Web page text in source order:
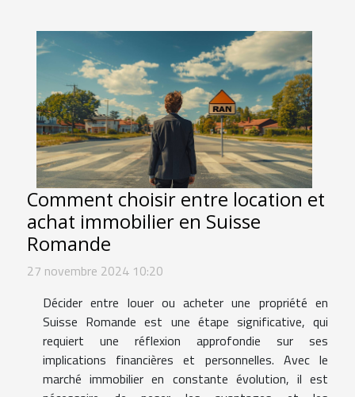
Comment choisir entre location et
achat immobilier en Suisse
Romande
27 novembre 2024 10:20
Décider entre louer ou acheter une propriété en
Suisse Romande est une étape significative, qui
requiert une réflexion approfondie sur ses
implications financières et personnelles. Avec le
marché immobilier en constante évolution, il est